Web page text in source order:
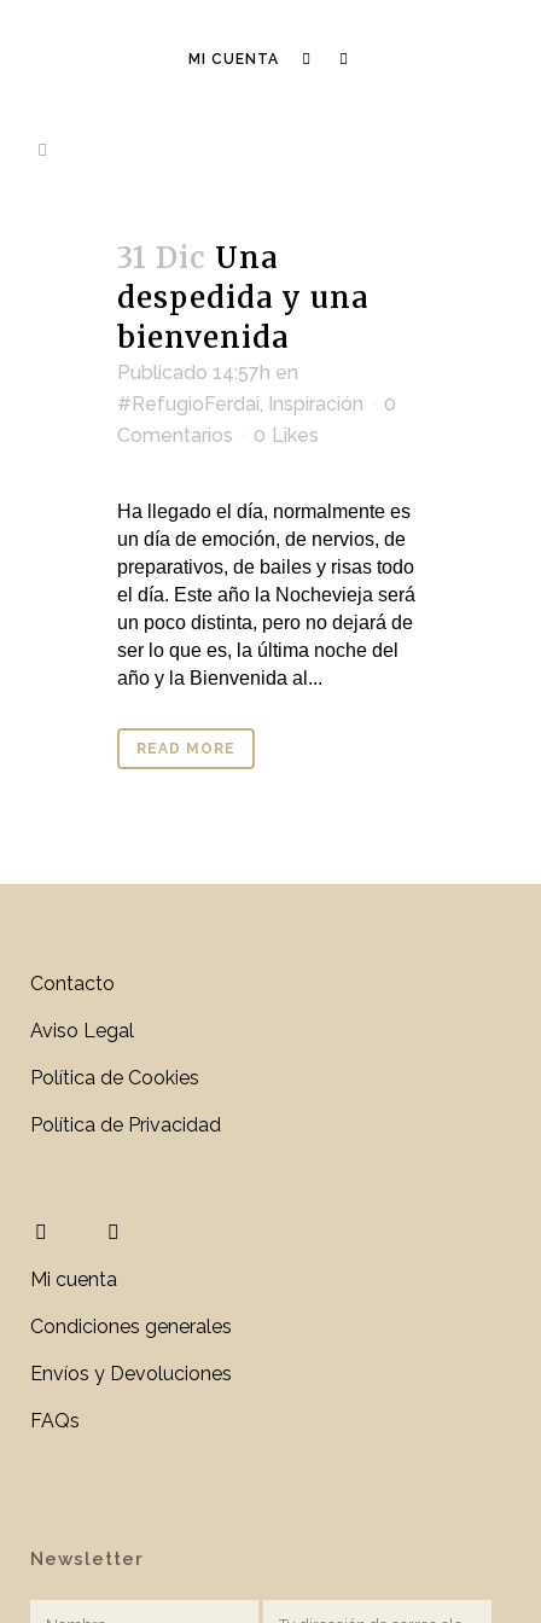
MI CUENTA
31 Dic Una
despedida y una
bienvenida
Publicado 14:57h en
#RefugioFerdai, Inspiración
0
Comentarios
0 Likes
Ha llegado el día, normalmente es
un día de emoción, de nervios, de
preparativos, de bailes y risas todo
el día. Este año la Nochevieja será
un poco distinta, pero no dejará de
ser lo que es, la última noche del
año y la Bienvenida al...
READ MORE
Contacto
Aviso Legal
Política de Cookies
Política de Privacidad
Mi cuenta
Condiciones generales
Envíos y Devoluciones
FAQs
Newsletter